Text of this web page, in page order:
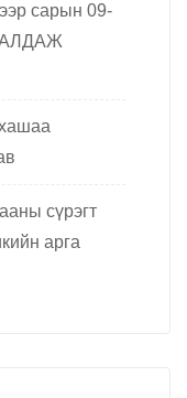
сарын 09-
сүрэгт
арга